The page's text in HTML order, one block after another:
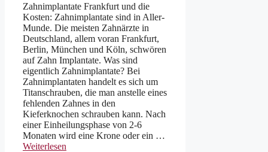
Zahnimplantate Frankfurt und die
Kosten: Zahnimplantate sind in Aller-
Munde. Die meisten Zahnärzte in
Deutschland, allem voran Frankfurt,
Berlin, München und Köln, schwören
auf Zahn Implantate. Was sind
eigentlich Zahnimplantate? Bei
Zahnimplantaten handelt es sich um
Titanschrauben, die man anstelle eines
fehlenden Zahnes in den
Kieferknochen schrauben kann. Nach
einer Einheilungsphase von 2-6
Monaten wird eine Krone oder ein …
Weiterlesen